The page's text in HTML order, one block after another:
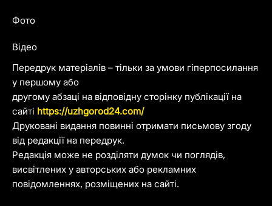
Передрук матеріалів – тільки за умови гіперпосилання
у першому або
другому абзаці на відповідну сторінку публікації на
сайті https://uzhgorod24.com/
Друковані видання повинні отримати письмову згоду
від редакції на передрук.
Редакція може не розділяти думок чи поглядів,
висвітлених у авторських або рекламних
повідомленнях, розміщених на сайті.
Фото
Відео